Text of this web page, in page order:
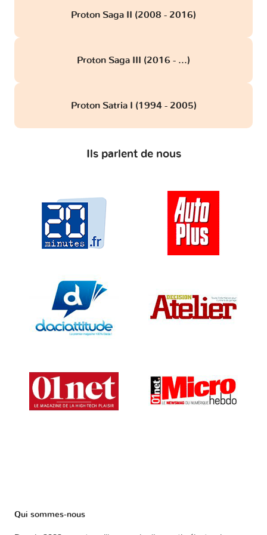
Proton Saga II (2008 - 2016)
Proton Saga III (2016 - ...)
Proton Satria I (1994 - 2005)
Ils parlent de nous
Qui sommes-nous